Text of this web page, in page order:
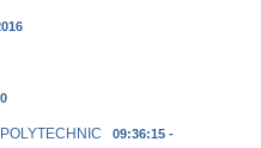
09:36:15 -